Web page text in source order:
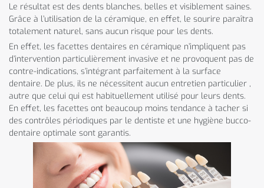
Le résultat est des dents blanches, belles et visiblement saines.
Grâce à l’utilisation de la céramique, en effet, le sourire paraîtra
totalement naturel, sans aucun risque pour les dents.
En effet, les facettes dentaires en céramique n’impliquent pas
d’intervention particulièrement invasive et ne provoquent pas de
contre-indications, s’intégrant parfaitement à la surface
dentaire. De plus, ils ne nécessitent aucun entretien particulier ,
autre que celui qui est habituellement utilisé pour leurs dents.
En effet, les facettes ont beaucoup moins tendance à tacher si
des contrôles périodiques par le dentiste et une hygiène bucco-
dentaire optimale sont garantis.